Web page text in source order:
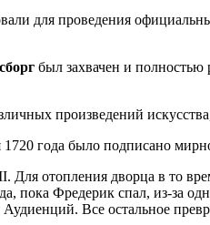
для проведения
был захвачен и полностью
произведений
1720 года было подписано
отопления дворца в то
пока Фредерик спал, из-за
Все остальное